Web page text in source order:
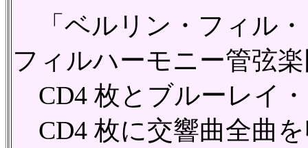
「ベルリン・フィル・
フィルハーモニー管弦
CD4 枚とブルーレイ
CD4 枚に交響曲全曲